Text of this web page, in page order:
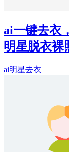
ai一键去衣
明星脱衣裸
ai明星去衣